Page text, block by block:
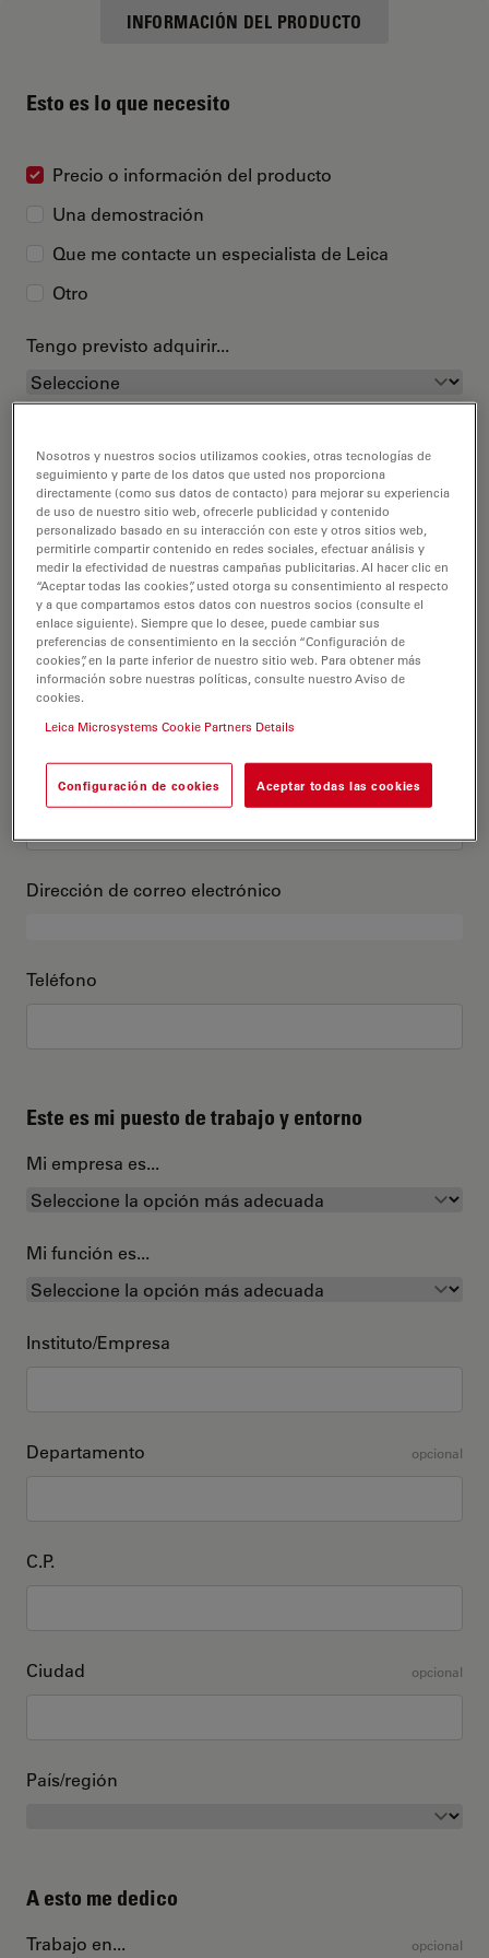
INFORMACIÓN DEL PRODUCTO
Esto es lo que necesito
Precio o información del producto
Una demostración
Que me contacte un especialista de Leica
Otro
Tengo previsto adquirir...
Este es mi perfil
Título académico opcional
Nombre
Apellido
Dirección de correo electrónico
Teléfono
Este es mi puesto de trabajo y entorno
Mi empresa es...
Mi función es...
Instituto/Empresa
Departamento opcional
C.P.
Ciudad opcional
País/región
A esto me dedico
Trabajo en... opcional
Nosotros y nuestros socios utilizamos cookies, otras tecnologías de
seguimiento y parte de los datos que usted nos proporciona
directamente (como sus datos de contacto) para mejorar su experiencia
de uso de nuestro sitio web, ofrecerle publicidad y contenido
personalizado basado en su interacción con este y otros sitios web,
permitirle compartir contenido en redes sociales, efectuar análisis y
medir la efectividad de nuestras campañas publicitarias. Al hacer clic en
“Aceptar todas las cookies”, usted otorga su consentimiento al respecto
y a que compartamos estos datos con nuestros socios (consulte el
enlace siguiente). Siempre que lo desee, puede cambiar sus
preferencias de consentimiento en la sección “Configuración de
cookies”, en la parte inferior de nuestro sitio web. Para obtener más
información sobre nuestras políticas, consulte nuestro Aviso de
cookies.
Leica Microsystems Cookie Partners Details
Configuración de cookies Aceptar todas las cookies